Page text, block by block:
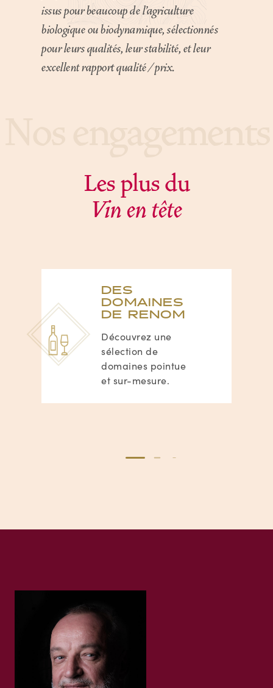
issus pour beaucoup de l’agriculture
biologique ou biodynamique, sélectionnés
pour leurs qualités, leur stabilité, et leur
excellent rapport qualité / prix.
Les plus du
Vin en tête
DES
DOMAINES
DE RENOM
Découvrez une
sélection de
domaines pointue
et sur-mesure.